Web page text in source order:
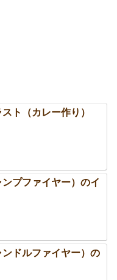
ト（カレー作り）
プファイヤー）のイ
ドルファイヤー）の